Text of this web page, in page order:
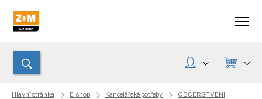
Hlavní stránka E-shop Kancelářské potřeby
OBČERSTVENÍ